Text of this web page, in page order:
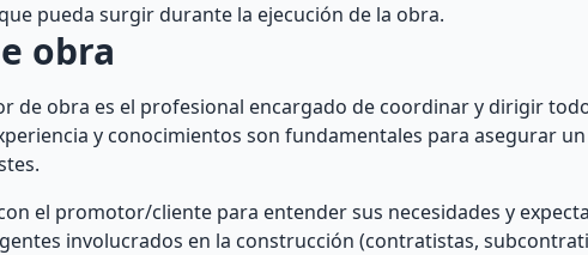
pueda surgir durante la ejecución de la obra.
obra
de obra es el profesional encargado de coordinar y dirigir
y conocimientos son fundamentales para asegurar
el promotor/cliente para entender sus necesidades y
involucrados en la construcción (contratistas,